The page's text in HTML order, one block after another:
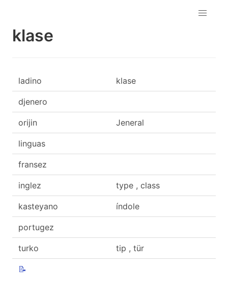
klase
ladino klase
djenero
orijin Jeneral
linguas
fransez
inglez type , class
kasteyano índole
portugez
turko tip , tür
📝